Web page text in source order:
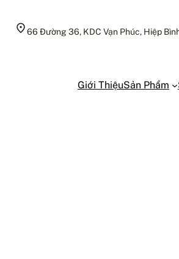
66 Đường 36, KDC Vạn Phúc, Hiệp
Giới ThiệuSản Phẩm